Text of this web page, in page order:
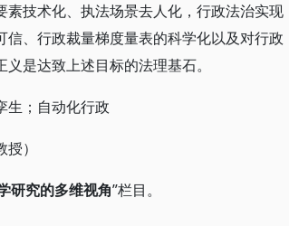
技术化、执法场景去人化，行政法治实现
、行政裁量梯度量表的科学化以及对行政
是达致上述目标的法理基石。
生；自动化行政
）
研究的多维视角”栏目。